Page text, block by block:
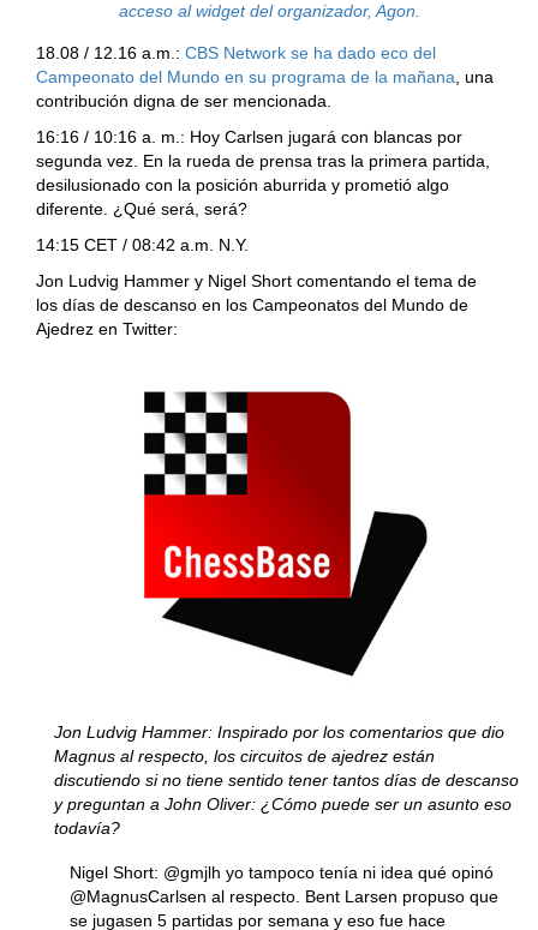
acceso al widget del organizador, Agon.
18.08 / 12.16 a.m.: CBS Network se ha dado eco del
Campeonato del Mundo en su programa de la mañana , una
contribución digna de ser mencionada.
16:16 / 10:16 a. m.: Hoy Carlsen jugará con blancas por
segunda vez. En la rueda de prensa tras la primera partida,
desilusionado con la posición aburrida y prometió algo
diferente. ¿Qué será, será?
14:15 CET / 08:42 a.m. N.Y.
Jon Ludvig Hammer y Nigel Short comentando el tema de
los días de descanso en los Campeonatos del Mundo de
Ajedrez en Twitter:
Jon Ludvig Hammer: Inspirado por los comentarios que dio
Magnus al respecto, los circuitos de ajedrez están
discutiendo si no tiene sentido tener tantos días de descanso
y preguntan a John Oliver: ¿Cómo puede ser un asunto eso
todavía?
Nigel Short: @gmjlh yo tampoco tenía ni idea qué opinó
@MagnusCarlsen al respecto. Bent Larsen propuso que
se jugasen 5 partidas por semana y eso fue hace